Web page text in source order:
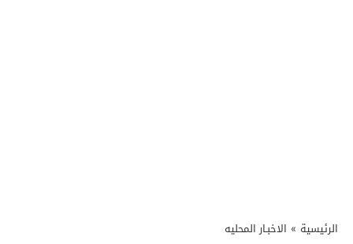
الرئيسية » الاخبـار المحليه